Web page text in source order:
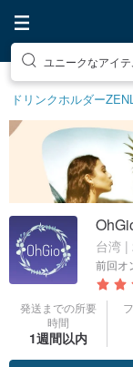
ユニークなアイ
ドリンクホルダー
台湾 |
前回オ
発送までの所要
時間
1週間以内